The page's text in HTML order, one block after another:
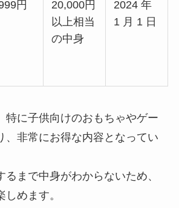
円
20,000円
以上相当
の中身
2024 年
1 月 1 日
特に子供向けのおもちゃやゲー
、非常にお得な内容となってい
まで中身がわからないため、
めます。